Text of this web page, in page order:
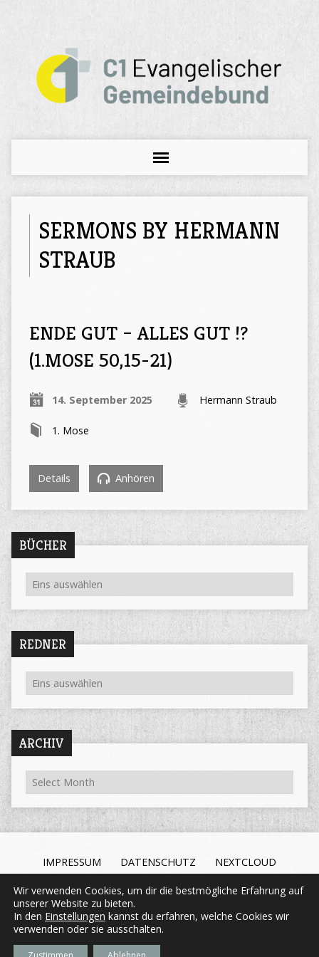
SERMONS BY HERMANN
STRAUB
ENDE GUT – ALLES GUT !?
(1.MOSE 50,15-21)
14. September 2025 Hermann Straub
1. Mose
Details Anhören
BÜCHER
REDNER
ARCHIV
IMPRESSUM DATENSCHUTZ NEXTCLOUD
Mitten im Leben. Gott begegnen. 06400 – 958 92 13
Evangelische Chrischona-Gemeinde Bezirk Mücke
Wir verwenden Cookies, um dir die bestmögliche Erfahrung auf
unserer Website zu bieten.
In den Einstellungen kannst du erfahren, welche Cookies wir
verwenden oder sie ausschalten.